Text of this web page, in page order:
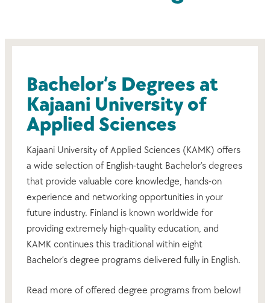
Bachelor’s Degrees at
Kajaani University of
Applied Sciences
Kajaani University of Applied Sciences (KAMK) offers
a wide selection of English-taught Bachelor’s degrees
that provide valuable core knowledge, hands-on
experience and networking opportunities in your
future industry. Finland is known worldwide for
providing extremely high-quality education, and
KAMK continues this traditional within eight
Bachelor’s degree programs delivered fully in English.
Read more of offered degree programs from below!